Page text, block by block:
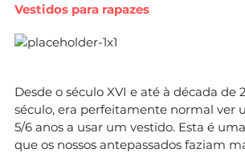
Vestidos para rapazes
Desde o século XVI e até à década de
século, era perfeitamente normal ver
5/6 anos a usar um vestido. Esta é
que os nossos antepassados faziam